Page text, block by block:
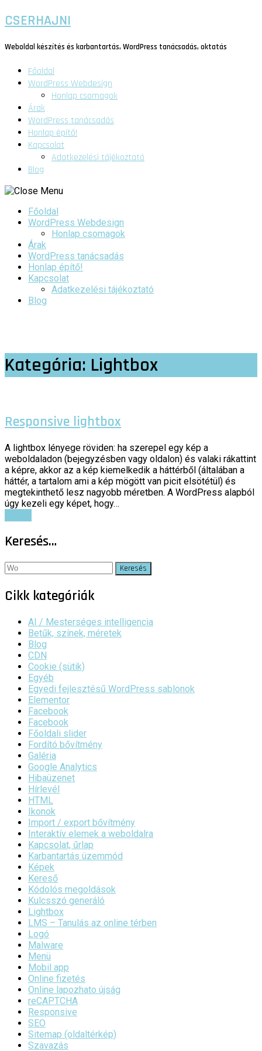
CSERHAJNI
Weboldal készítés és karbantartás, WordPress tanácsadás, oktatás
Főoldal
WordPress Webdesign
Honlap csomagok
Árak
WordPress tanácsadás
Honlap építő!
Kapcsolat
Adatkezelési tájékoztató
Blog
Főoldal
WordPress Webdesign
Honlap csomagok
Árak
WordPress tanácsadás
Honlap építő!
Kapcsolat
Adatkezelési tájékoztató
Blog
Kategória: Lightbox
Responsive lightbox
A lightbox lényege röviden: ha szerepel egy kép a
weboldaladon (bejegyzésben vagy oldalon) és valaki rákattint
a képre, akkor az a kép kiemelkedik a háttérből (általában a
háttér, a tartalom ami a kép mögött van picit elsötétül) és
megtekinthető lesz nagyobb méretben. A WordPress alapból
úgy kezeli egy képet, hogy…
Keresés…
Keresés:
Cikk kategóriák
AI / Mesterséges intelligencia
Betűk, színek, méretek
Blog
CDN
Cookie (sütik)
Egyéb
Egyedi fejlesztésű WordPress sablonok
Elementor
Facebook
Facebook
Főoldali slider
Fordító bővítmény
Galéria
Google Analytics
Hibaüzenet
Hírlevél
HTML
Ikonok
Import / export bővítmény
Interaktív elemek a weboldalra
Kapcsolat, űrlap
Karbantartás üzemmód
Képek
Kereső
Kódolós megoldások
Kulcsszó generáló
Lightbox
LMS – Tanulás az online térben
Logó
Malware
Menü
Mobil app
Online fizetés
Online lapozhato újság
reCAPTCHA
Responsive
SEO
Sitemap (oldaltérkép)
Szavazás